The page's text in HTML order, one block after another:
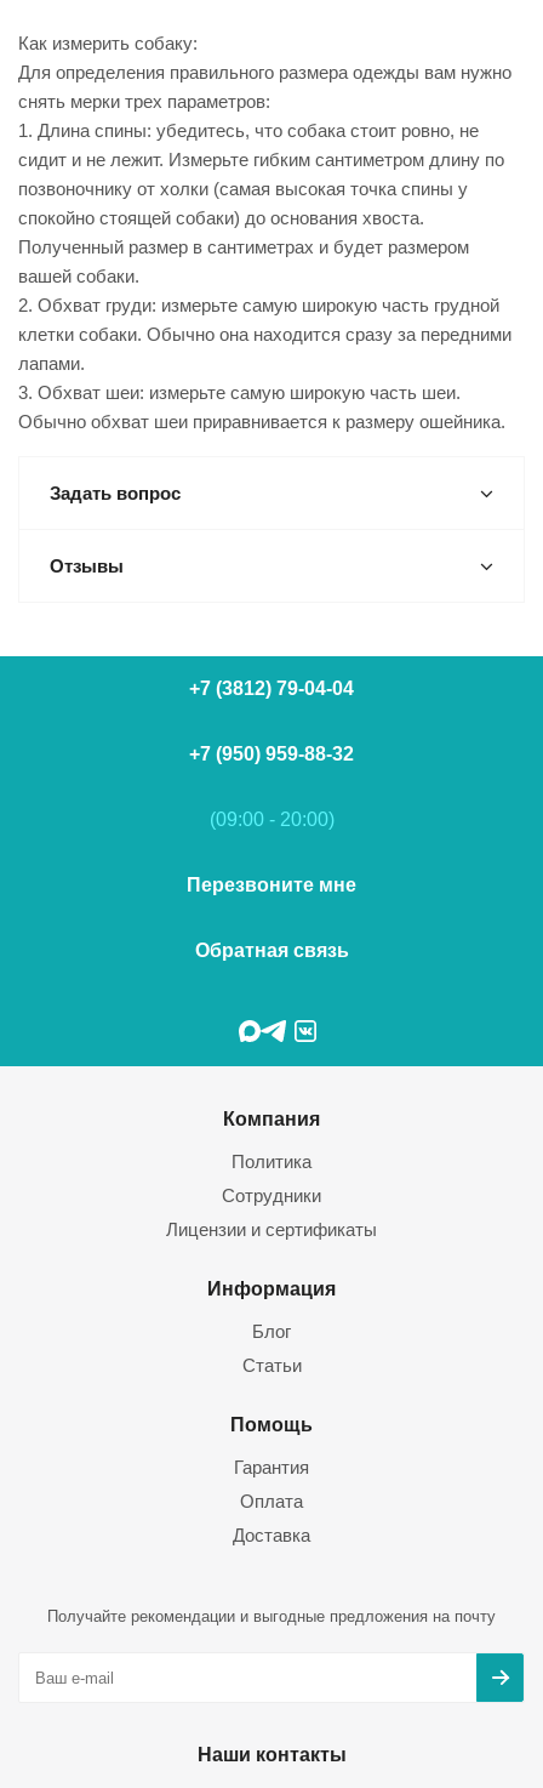
Как измерить собаку:
Для определения правильного размера одежды вам нужно
снять мерки трех параметров:
1. Длина спины: убедитесь, что собака стоит ровно, не
сидит и не лежит. Измерьте гибким сантиметром длину по
позвоночнику от холки (самая высокая точка спины у
спокойно стоящей собаки) до основания хвоста.
Полученный размер в сантиметрах и будет размером
вашей собаки.
2. Обхват груди: измерьте самую широкую часть грудной
клетки собаки. Обычно она находится сразу за передними
лапами.
3. Обхват шеи: измерьте самую широкую часть шеи.
Обычно обхват шеи приравнивается к размеру ошейника.
Задать вопрос
Отзывы
+7 (3812) 79-04-04
+7 (950) 959-88-32
(09:00 - 20:00)
Перезвоните мне
Обратная связь
Компания
Политика
Сотрудники
Лицензии и сертификаты
Информация
Блог
Статьи
Помощь
Гарантия
Оплата
Доставка
Получайте рекомендации и выгодные предложения на почту
Наши контакты